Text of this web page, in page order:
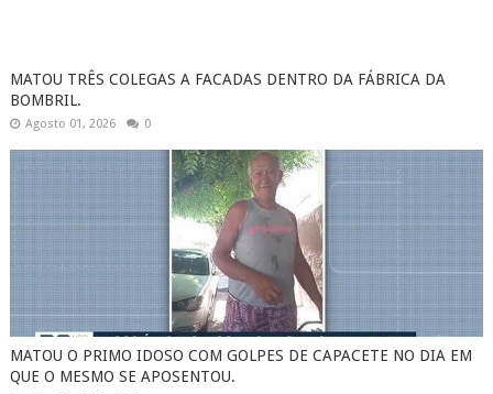
MATOU TRÊS COLEGAS A FACADAS DENTRO DA FÁBRICA DA
BOMBRIL.
Agosto 01, 2026 0
MATOU O PRIMO IDOSO COM GOLPES DE CAPACETE NO DIA EM
QUE O MESMO SE APOSENTOU.